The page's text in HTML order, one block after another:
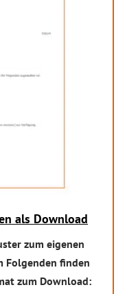
als Download
zum eigenen
Folgenden finden
zum Download: